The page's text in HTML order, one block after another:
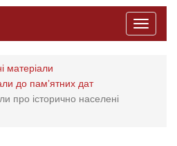
Toggle
матеріали
до памʼятних дат
про історично населені